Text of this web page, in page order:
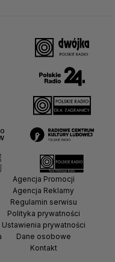
Agencja Promocji
Agencja Reklamy
Regulamin serwisu
Polityka prywatności
Ustawienia prywatności
Dane osobowe
Kontakt